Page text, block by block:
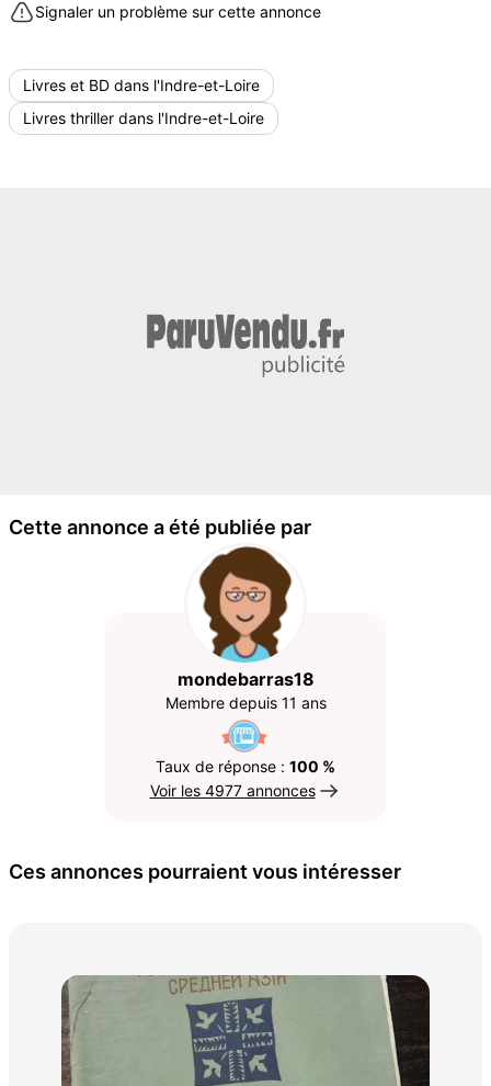
Signaler un problème sur cette annonce
Livres et BD dans l'Indre-et-Loire
Livres thriller dans l'Indre-et-Loire
Cette annonce a été publiée par
mondebarras18
Membre depuis 11 ans
Taux de réponse : 100 %
Voir les 4977 annonces
Ces annonces pourraient vous intéresser